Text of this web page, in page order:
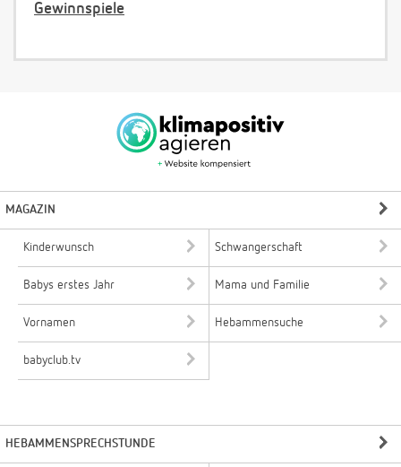
Gewinnspiele
MAGAZIN
Kinderwunsch Schwangerschaft
Babys erstes Jahr Mama und Familie
Vornamen Hebammensuche
babyclub.tv
HEBAMMENSPRECHSTUNDE